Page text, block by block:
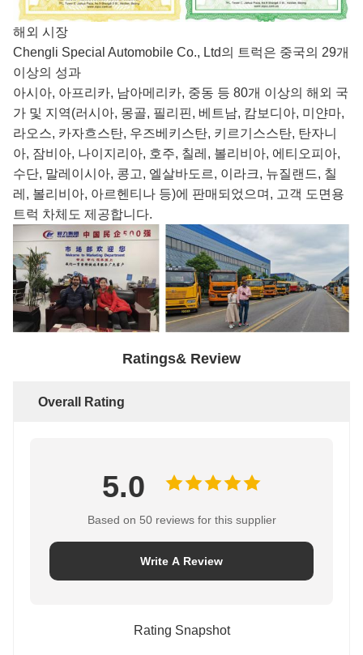
해외 시장
Chengli Special Automobile Co., Ltd의 트럭은 중국의 29개
이상의 성과
아시아, 아프리카, 남아메리카, 중동 등 80개 이상의 해외 국
가 및 지역(러시아, 몽골, 필리핀, 베트남, 캄보디아, 미얀마,
라오스, 카자흐스탄, 우즈베키스탄, 키르기스스탄, 탄자니
아, 잠비아, 나이지리아, 호주, 칠레, 볼리비아, 에티오피아,
수단, 말레이시아, 콩고, 엘살바도르, 이라크, 뉴질랜드, 칠
레, 볼리비아, 아르헨티나 등)에 판매되었으며, 고객 도면용
트럭 차체도 제공합니다.
Ratings& Review
Overall Rating
5.0
Based on 50 reviews for this supplier
Write A Review
Rating Snapshot